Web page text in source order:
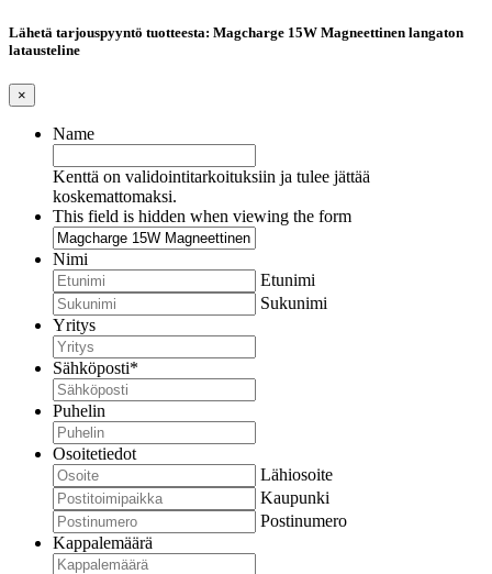
Lähetä tarjouspyyntö tuotteesta: Magcharge 15W Magneettinen langaton
latausteline
×
Name
Kenttä on validointitarkoituksiin ja tulee jättää
koskemattomaksi.
This field is hidden when viewing the form
Nimi
Etunimi
Sukunimi
Yritys
Sähköposti*
Puhelin
Osoitetiedot
Lähiosoite
Kaupunki
Postinumero
Kappalemäärä